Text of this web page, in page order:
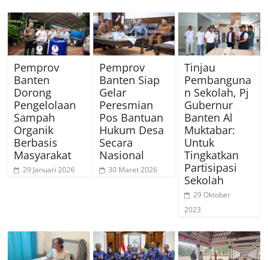
Pemprov
Banten
Dorong
Pengelolaan
Sampah
Organik
Berbasis
Masyarakat
29 Januari 2026
Pemprov
Banten Siap
Gelar
Peresmian
Pos Bantuan
Hukum Desa
Secara
Nasional
30 Maret 2026
Tinjau
Pembanguna
n Sekolah, Pj
Gubernur
Banten Al
Muktabar:
Untuk
Tingkatkan
Partisipasi
Sekolah
29 Oktober
2023